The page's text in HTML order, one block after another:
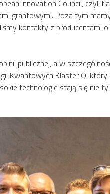
Innovation Council, czyli
grantowymi. Poza tym
kontakty z producentami
publicznej, a w
Kwantowych Klaster Q, który
technologie stają się nie